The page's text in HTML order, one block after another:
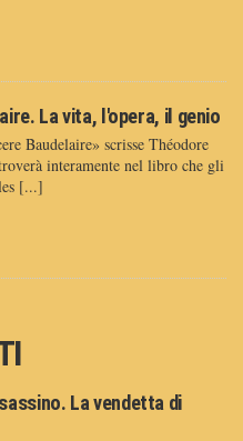
La vita, l'opera, il genio
Baudelaire» scrisse Théodore
interamente nel libro che gli
[...]
La vendetta di